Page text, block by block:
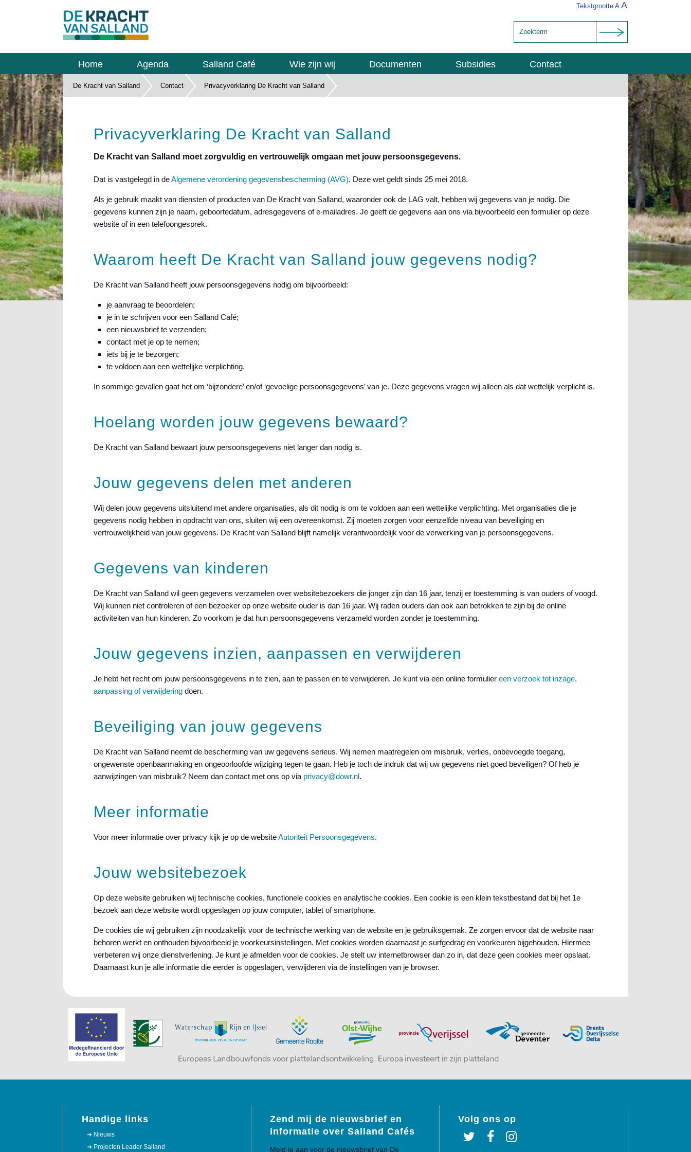
Tekstgrootte A A
Home Agenda Salland Café Wie zijn wij Documenten Subsidies Contact
De Kracht van Salland Contact Privacyverklaring De Kracht van Salland
Privacyverklaring De Kracht van Salland
De Kracht van Salland moet zorgvuldig en vertrouwelijk omgaan met jouw persoonsgegevens.
Dat is vastgelegd in deAlgemene verordening gegevensbescherming (AVG). Deze wet geldt sinds 25 mei 2018.
Als je gebruik maakt van diensten of producten van De Kracht van Salland, waaronder ook de LAG valt, hebben wij gegevens van je nodig. Die
gegevens kunnen zijn je naam, geboortedatum, adresgegevens of e-mailadres. Je geeft de gegevens aan ons via bijvoorbeeld een formulier op deze
website of in een telefoongesprek.
Waarom heeft De Kracht van Salland jouw gegevens nodig?
De Kracht van Salland heeft jouw persoonsgegevens nodig om bijvoorbeeld:
je aanvraag te beoordelen;
je in te schrijven voor een Salland Café;
een nieuwsbrief te verzenden;
contact met je op te nemen;
iets bij je te bezorgen;
te voldoen aan een wettelijke verplichting.
In sommige gevallen gaat het om ‘bijzondere’ en/of ‘gevoelige persoonsgegevens’ van je. Deze gegevens vragen wij alleen als dat wettelijk verplicht is.
Hoelang worden jouw gegevens bewaard?
De Kracht van Salland bewaart jouw persoonsgegevens niet langer dan nodig is.
Jouw gegevens delen met anderen
Wij delen jouw gegevens uitsluitend met andere organisaties, als dit nodig is om te voldoen aan een wettelijke verplichting. Met organisaties die je
gegevens nodig hebben in opdracht van ons, sluiten wij een overeenkomst. Zij moeten zorgen voor eenzelfde niveau van beveiliging en
vertrouwelijkheid van jouw gegevens. De Kracht van Salland blijft namelijk verantwoordelijk voor de verwerking van je persoonsgegevens.
Gegevens van kinderen
De Kracht van Salland wil geen gegevens verzamelen over websitebezoekers die jonger zijn dan 16 jaar, tenzij er toestemming is van ouders of voogd.
Wij kunnen niet controleren of een bezoeker op onze website ouder is dan 16 jaar. Wij raden ouders dan ook aan betrokken te zijn bij de online
activiteiten van hun kinderen. Zo voorkom je dat hun persoonsgegevens verzameld worden zonder je toestemming.
Jouw gegevens inzien, aanpassen en verwijderen
Je hebt het recht om jouw persoonsgegevens in te zien, aan te passen en te verwijderen. Je kunt via een online formulier een verzoek tot inzage,
aanpassing of verwijdering doen.
Beveiliging van jouw gegevens
De Kracht van Salland neemt de bescherming van uw gegevens serieus. Wij nemen maatregelen om misbruik, verlies, onbevoegde toegang,
ongewenste openbaarmaking en ongeoorloofde wijziging tegen te gaan. Heb je toch de indruk dat wij uw gegevens niet goed beveiligen? Of heb je
aanwijzingen van misbruik? Neem dan contact met ons op via privacy@dowr.nl.
Meer informatie
Voor meer informatie over privacy kijk je op de websiteAutoriteit Persoonsgegevens.
Jouw websitebezoek
Op deze website gebruiken wij technische cookies, functionele cookies en analytische cookies. Een cookie is een klein tekstbestand dat bij het 1e
bezoek aan deze website wordt opgeslagen op jouw computer, tablet of smartphone.
De cookies die wij gebruiken zijn noodzakelijk voor de technische werking van de website en je gebruiksgemak. Ze zorgen ervoor dat de website naar
behoren werkt en onthouden bijvoorbeeld je voorkeursinstellingen. Met cookies worden daarnaast je surfgedrag en voorkeuren bijgehouden. Hiermee
verbeteren wij onze dienstverlening. Je kunt je afmelden voor de cookies. Je stelt uw internetbrowser dan zo in, dat deze geen cookies meer opslaat.
Daarnaast kun je alle informatie die eerder is opgeslagen, verwijderen via de instellingen van je browser.
Handige links
➜ Nieuws
➜ Projecten Leader Salland
Zend mij de nieuwsbrief en
informatie over Salland Cafés
Meld je aan voor de nieuwsbrief van De
Volg ons op